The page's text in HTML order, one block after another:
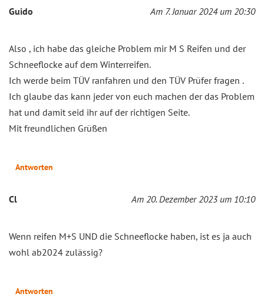
Guido Am 7. Januar 2024 um 20:30
Also , ich habe das gleiche Problem mir M S Reifen und der
Schneeflocke auf dem Winterreifen.
Ich werde beim TÜV ranfahren und den TÜV Prüfer fragen .
Ich glaube das kann jeder von euch machen der das Problem
hat und damit seid ihr auf der richtigen Seite.
Mit freundlichen Grüßen
Antworten
Cl Am 20. Dezember 2023 um 10:10
Wenn reifen M+S UND die Schneeflocke haben, ist es ja auch
wohl ab2024 zulässig?
Antworten